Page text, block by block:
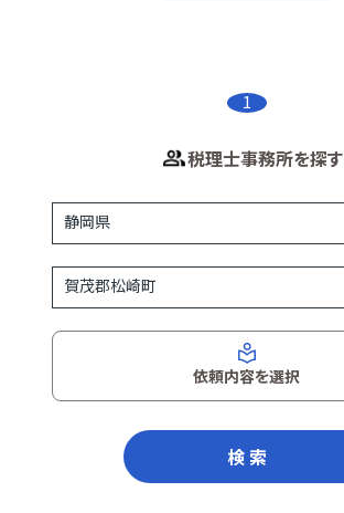
1
税理士事務所を探す
依頼内容を選択
検 索